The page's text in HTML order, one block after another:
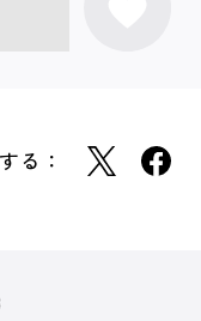
る：